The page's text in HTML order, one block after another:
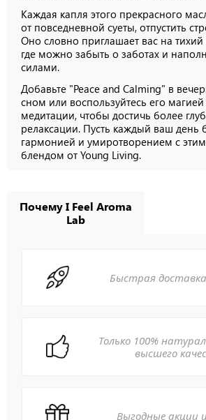
Каждая капля этого прекрасного
от повседневной суеты, отпустить
Оно словно приглашает вас на тихий
где можно забыть о заботах и
силами.
Добавьте "Peace and Calming" в
сном или воспользуйтесь его
медитации, чтобы достичь более
релаксации. Пусть каждый ваш день
гармонией и умиротворением с
блендом от Young Living.
Почему I Feel Aroma
Lab
Быстрая
Только 100%
высшего
Выгодные акции